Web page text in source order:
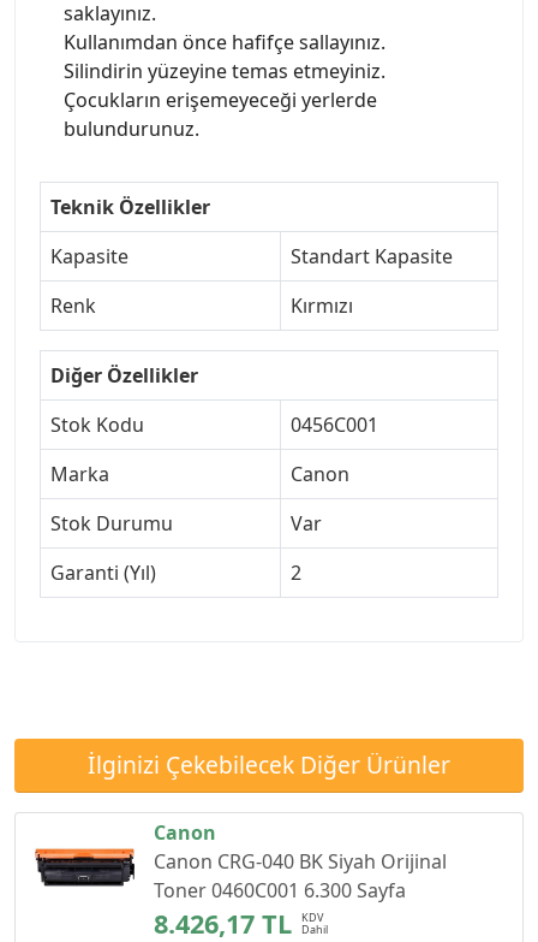
saklayınız.
Kullanımdan önce hafifçe sallayınız.
Silindirin yüzeyine temas etmeyiniz.
Çocukların erişemeyeceği yerlerde
bulundurunuz.
Teknik Özellikler
Kapasite
Standart Kapasite
Renk
Kırmızı
Diğer Özellikler
Stok Kodu
0456C001
Marka
Canon
Stok Durumu
Var
Garanti (Yıl)
2
İlginizi Çekebilecek Diğer Ürünler
Canon
Canon CRG-040 BK Siyah Orijinal
Toner 0460C001 6.300 Sayfa
8.426,17 TL